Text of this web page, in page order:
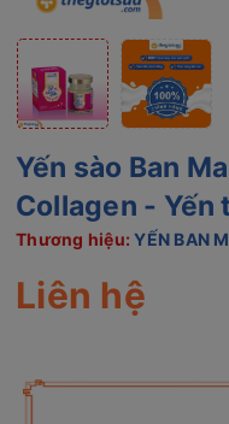
Yến sào Ban
Collagen - Yến
Thương hiệu:YẾN BAN
Liên hệ